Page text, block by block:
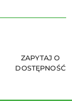
ZAPYTAJ O
DOSTĘPNOŚĆ